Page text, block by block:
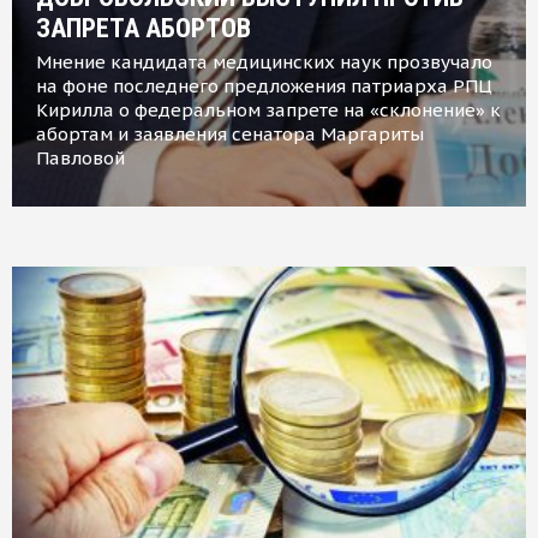
ЗАПРЕТА АБОРТОВ
Мнение кандидата медицинских наук прозвучало
на фоне последнего предложения патриарха РПЦ
Кирилла о федеральном запрете на «склонение» к
абортам и заявления сенатора Маргариты
Павловой